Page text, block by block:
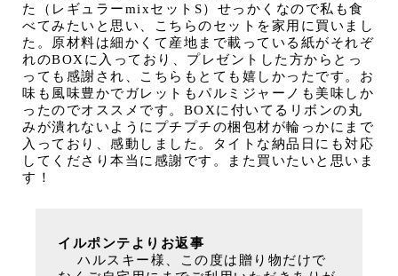
た（レギュラーmixセットS）せっかくなので私も食
べてみたいと思い、こちらのセットを家用に買いまし
た。原材料は細かくて産地まで載っている紙がそれぞ
れのBOXに入っており、プレゼントした方からとっ
っても感謝され、こちらもとても嬉しかったです。お
味も風味豊かでガレットもパルミジャーノも美味しか
ったのでオススメです。BOXに付いてるリボンの丸
みが潰れないようにプチプチの梱包材が輪っかにまで
入っており、感動しました。タイトな納品日にも対応
してくださり本当に感謝です。また買いたいと思いま
す！
イルポンテよりお返事
ハルスキー様、この度は贈り物だけで